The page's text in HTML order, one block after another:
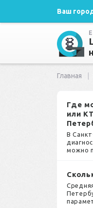
Ваш
Главная
Где
или
В
можно